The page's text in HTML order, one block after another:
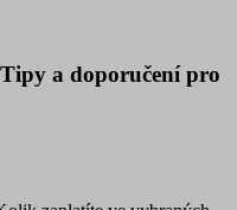
a doporučení pro